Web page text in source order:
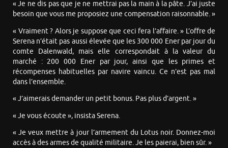
« Je ne dis pas que je ne mettrai pas la main à la pâte. J’ai juste
besoin que vous me proposiez une compensation raisonnable. »
« Vraiment ? Alors je suppose que ceci fera l’affaire. » L’offre de
Serena n’était pas aussi élevée que les 300 000 Ener par jour du
comte Dalenwald, mais elle correspondait à la valeur du
marché : 200 000 Ener par jour, ainsi que les primes et
récompenses habituelles par navire vaincu. Ce n’est pas mal
dans l’ensemble.
« J’aimerais demander un petit bonus. Pas plus d’argent. »
« Je vous écoute », insista Serena.
« Je veux mettre à jour l’armement du Lotus noir. Donnez-moi
accès à des armes de qualité militaire. Je les paierai, bien sûr. »